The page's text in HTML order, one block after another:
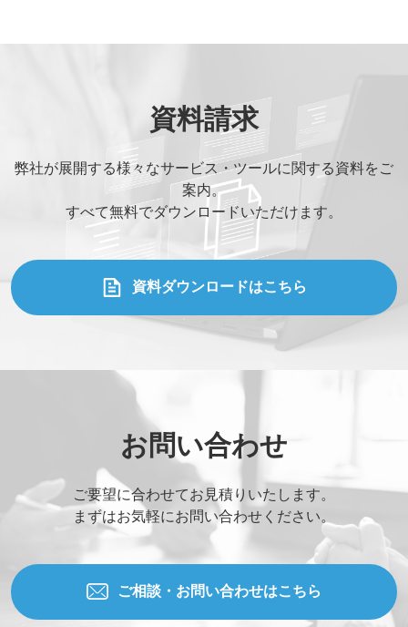
資料請求
弊社が展開する様々なサービス・ツールに関する資料をご
案内。
すべて無料でダウンロードいただけます。
資料ダウンロードはこちら
お問い合わせ
ご要望に合わせてお見積りいたします。
まずはお気軽にお問い合わせください。
ご相談・お問い合わせはこちら